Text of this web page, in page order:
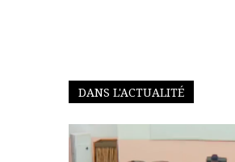
DANS L'ACTUALITÉ